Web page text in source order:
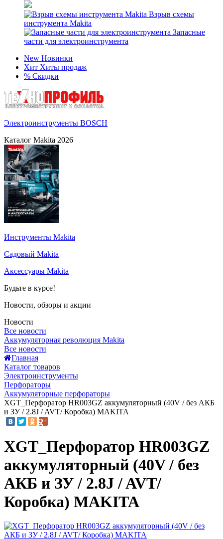
Взрыв схемы
инструмента Makita
Запасные
части для электроинструмента
New Новинки
Хит Хиты продаж
% Скидки
Электроинструменты BOSCH
Каталог Makita 2026
Инструменты Makita
Садовый Makita
Аксессуары Makita
Будьте в курсе!
Новости, обзоры и акции
Новости
Все новости
Аккумуляторная революция Makita
Все новости
Главная
Каталог товаров
Электроинструменты
Перфораторы
Аккумуляторные перфораторы
XGT_Перфоратор HR003GZ аккумуляторный (40V / без АКБ
и ЗУ / 2.8J / AVT/ Коробка) MAKITA
XGT_Перфоратор HR003GZ
аккумуляторный (40V / без
АКБ и ЗУ / 2.8J / AVT/
Коробка) MAKITA